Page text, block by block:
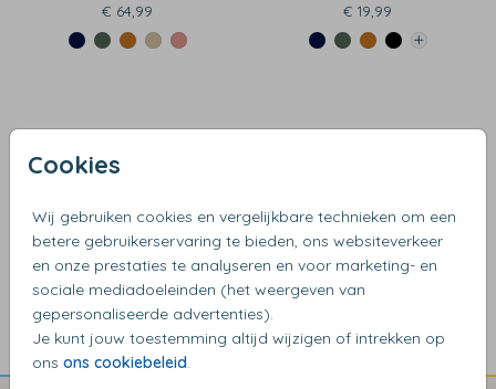
Cookies
Wij gebruiken cookies en vergelijkbare technieken om een
betere gebruikerservaring te bieden, ons websiteverkeer
en onze prestaties te analyseren en voor marketing- en
sociale mediadoeleinden (het weergeven van
gepersonaliseerde advertenties).
Je kunt jouw toestemming altijd wijzigen of intrekken op
ons ons cookiebeleid
€ 64,99 € 19,99
4,17 van de 5 sterren